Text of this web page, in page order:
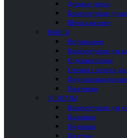
Душевые уголки
Комплектующие
Шторки на ванну
ВАННЫ
Встраиваемые
Комплектующие для
Отдельностоящие
Столики и полочки
Подголовники для
Пристенные
УНИТАЗЫ
Комплектующие для
Напольные
Подвесные
Писсуары